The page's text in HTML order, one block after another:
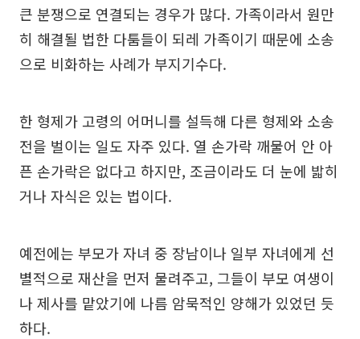
큰 분쟁으로 연결되는 경우가 많다. 가족이라서 원만
히 해결될 법한 다툼들이 되레 가족이기 때문에 소송
으로 비화하는 사례가 부지기수다.
한 형제가 고령의 어머니를 설득해 다른 형제와 소송
전을 벌이는 일도 자주 있다. 열 손가락 깨물어 안 아
픈 손가락은 없다고 하지만, 조금이라도 더 눈에 밟히
거나 자식은 있는 법이다.
예전에는 부모가 자녀 중 장남이나 일부 자녀에게 선
별적으로 재산을 먼저 물려주고, 그들이 부모 여생이
나 제사를 맡았기에 나름 암묵적인 양해가 있었던 듯
하다.